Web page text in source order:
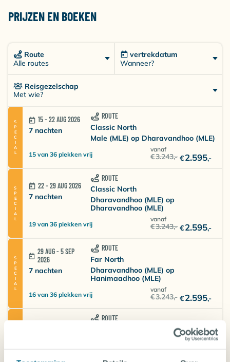
PRIJZEN EN BOEKEN
Route
Alle routes
vertrekdatum
Wanneer?
Reisgezelschap
Met wie?
SPECIAL 15 - 22 AUG 2026
7 nachten
ROUTE
Classic North
Male (MLE) op Dharavandhoo (MLE)
vanaf
€2.595,-
€3.243,-
15 van 36 plekken vrij
SPECIAL 22 - 29 AUG 2026
7 nachten
ROUTE
Classic North
Dharavandhoo (MLE) op
Dharavandhoo (MLE)
vanaf
€2.595,-
€3.243,-
19 van 36 plekken vrij
SPECIAL
29 AUG - 5 SEP
2026
7 nachten
ROUTE
Far North
Dharavandhoo (MLE) op
Hanimaadhoo (MLE)
vanaf
€2.595,-
€3.243,-
16 van 36 plekken vrij
ROUTE